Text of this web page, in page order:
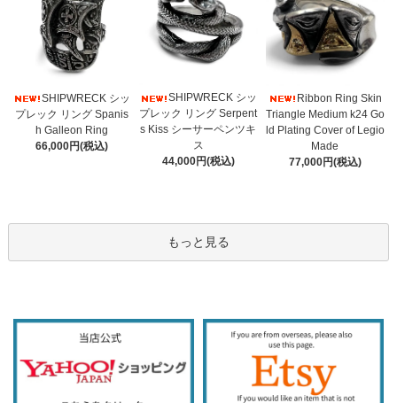
SHIPWRECK シッ
プレック リング Spanis
h Galleon Ring
66,000円(税込)
SHIPWRECK シッ
プレック リング Serpent
s Kiss シーサーペンツキ
ス
44,000円(税込)
Ribbon Ring Skin
Triangle Medium k24 Go
ld Plating Cover of Legio
Made
77,000円(税込)
もっと見る